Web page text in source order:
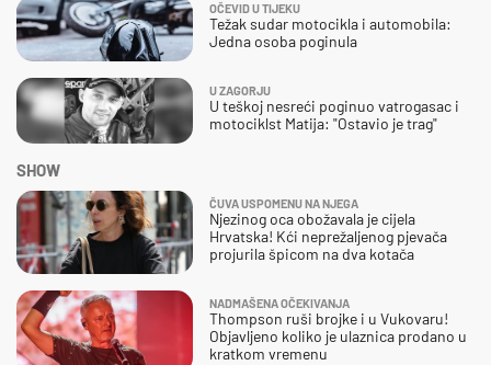
OČEVID U TIJEKU
Težak sudar motocikla i automobila:
Jedna osoba poginula
U ZAGORJU
U teškoj nesreći poginuo vatrogasac i
motociklst Matija: "Ostavio je trag"
SHOW
ČUVA USPOMENU NA NJEGA
Njezinog oca obožavala je cijela
Hrvatska! Kći neprežaljenog pjevača
projurila špicom na dva kotača
NADMAŠENA OČEKIVANJA
Thompson ruši brojke i u Vukovaru!
Objavljeno koliko je ulaznica prodano u
kratkom vremenu